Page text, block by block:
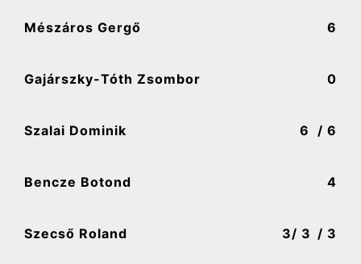
Mészáros Gergő 6
Gajárszky-Tóth Zsombor 0
Szalai Dominik 6 / 6
Bencze Botond 4
Szecső Roland 3/ 3 / 3